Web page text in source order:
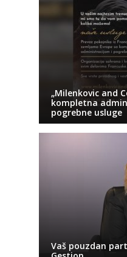
„Milenkovic and
kompletna
pogrebne usluge
Vaš pouzdan